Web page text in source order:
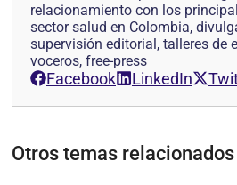
relacionamiento con los
sector salud en Colombia,
supervisión editorial, talleres de
voceros, free-press
Facebook LinkedIn
Otros temas relacionados